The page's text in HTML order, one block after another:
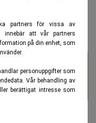
partners för vissa av
att vår partners
på din enhet, som
personuppgifter som
Vår behandling av
berättigat intresse som
stämde Google